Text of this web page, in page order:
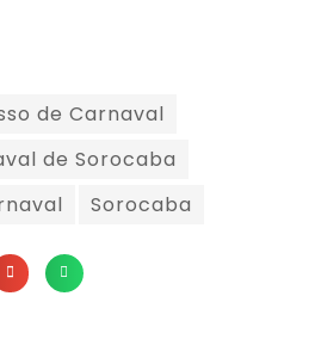
de Carnaval
de Sorocaba
Sorocaba